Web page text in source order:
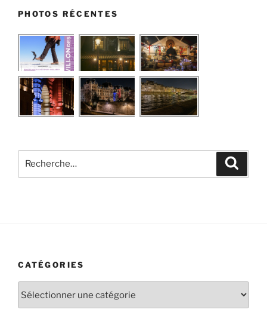
PHOTOS RÉCENTES
pour
CATÉGORIES